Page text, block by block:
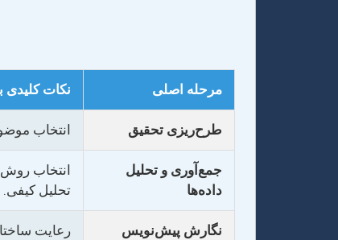
مرحله اصلی نکات کلیدی
طرح‌ریزی تحقیق انتخاب
جمع‌آوری و تحلیل
داده‌ها
انتخاب
تحلیل کیفی.
نگارش پیش‌نویس
رعایت